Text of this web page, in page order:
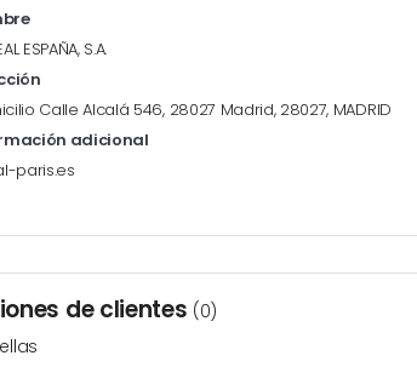
ESPAÑA, S.A.
Calle Alcalá 546, 28027 Madrid, 28027, MADRID
adicional
paris.es
de clientes (0)